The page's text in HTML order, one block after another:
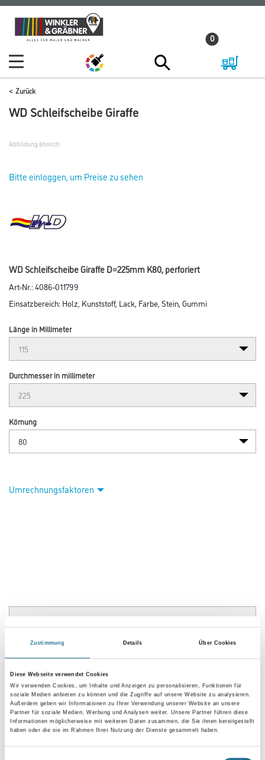
Zustimmung Details Über Cookies
Diese Webseite verwendet Cookies
Wir verwenden Cookies, um Inhalte und Anzeigen zu personalisieren, Funktionen für
soziale Medien anbieten zu können und die Zugriffe auf unsere Website zu analysieren.
Außerdem geben wir Informationen zu Ihrer Verwendung unserer Website an unsere
Partner für soziale Medien, Werbung und Analysen weiter. Unsere Partner führen diese
Informationen möglicherweise mit weiteren Daten zusammen, die Sie ihnen bereitgestellt
haben oder die sie im Rahmen Ihrer Nutzung der Dienste gesammelt haben.
Zum
Inhalt
Zum
Navigationsmenü
0
Zurück
WD Schleifscheibe Giraffe
Abbildung ähnlich
Bitte einloggen, um Preise zu sehen
WD Schleifscheibe Giraffe D=225mm K80, perforiert
Art-Nr.:4086-011799
Einsatzbereich: Holz, Kunststoff, Lack, Farbe, Stein, Gummi
Länge in Millimeter
Durchmesser in millimeter
Körnung
Umrechnungsfaktoren
ZUSATZINFOS